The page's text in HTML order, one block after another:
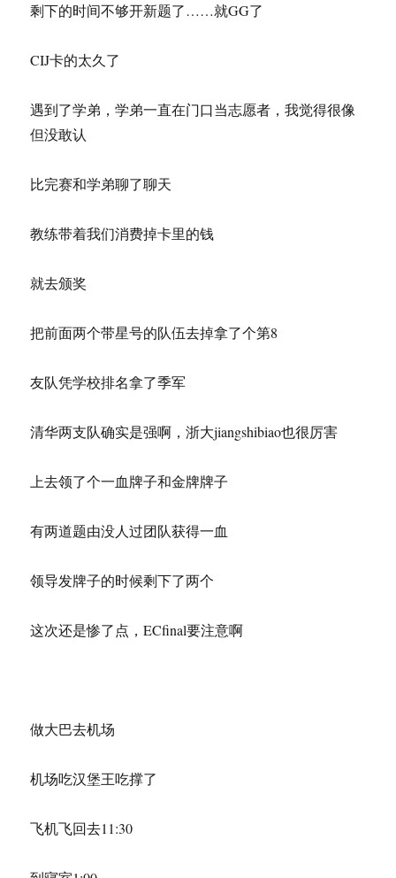
剩下的时间不够开新题了……就GG了
CIJ卡的太久了
遇到了学弟，学弟一直在门口当志愿者，我觉得很像
但没敢认
比完赛和学弟聊了聊天
教练带着我们消费掉卡里的钱
就去颁奖
把前面两个带星号的队伍去掉拿了个第8
友队凭学校排名拿了季军
清华两支队确实是强啊，浙大jiangshibiao也很厉害
上去领了个一血牌子和金牌牌子
有两道题由没人过团队获得一血
领导发牌子的时候剩下了两个
这次还是惨了点，ECfinal要注意啊
做大巴去机场
机场吃汉堡王吃撑了
飞机飞回去11:30